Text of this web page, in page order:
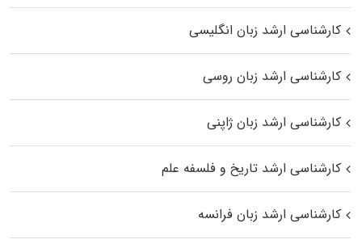
کارشناسی ارشد زبان انگلیسی
کارشناسی ارشد زبان روسی
کارشناسی ارشد زبان ژاپنی
کارشناسی ارشد تاریخ و فلسفه علم
کارشناسی ارشد زبان فرانسه